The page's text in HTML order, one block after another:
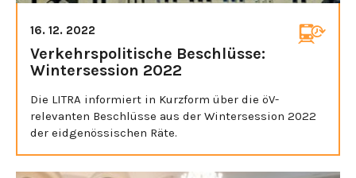
16. 12. 2022
Verkehrspolitische Beschlüsse:
Wintersession 2022
Die LITRA informiert in Kurzform über die öV-
relevanten Beschlüsse aus der Wintersession 2022
der eidgenössischen Räte.